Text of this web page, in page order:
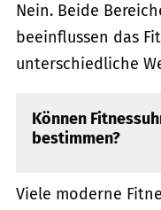
Nein. Beide
beeinflussen das
unterschiedliche
Können
bestimmen?
Viele moderne